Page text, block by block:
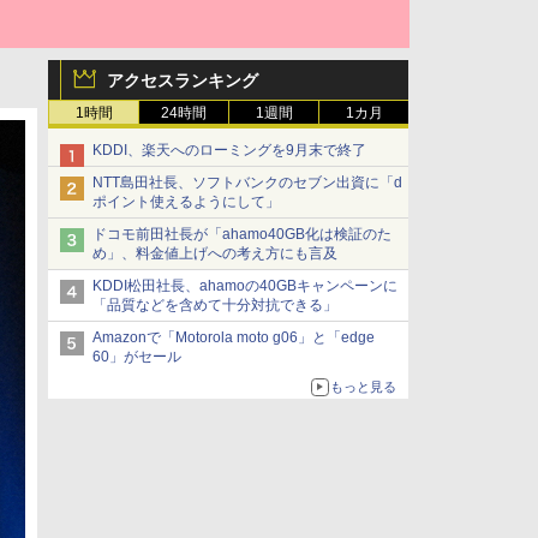
アクセスランキング
1時間 24時間 1週間 1カ月
KDDI、楽天へのローミングを9月末で終了
NTT島田社長、ソフトバンクのセブン出資に「d
ポイント使えるようにして」
ドコモ前田社長が「ahamo40GB化は検証のた
め」、料金値上げへの考え方にも言及
KDDI松田社長、ahamoの40GBキャンペーンに
「品質などを含めて十分対抗できる」
Amazonで「Motorola moto g06」と「edge
60」がセール
もっと見る